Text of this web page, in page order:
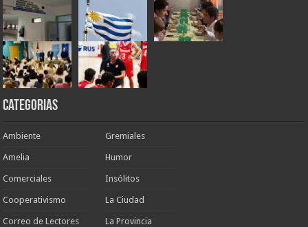
Categorias
Ambiente
Amelia
Comerciales
Cooperativismo
Correo de Lectores
Gremiales
Humor
Insólitos
La Ciudad
La Provincia